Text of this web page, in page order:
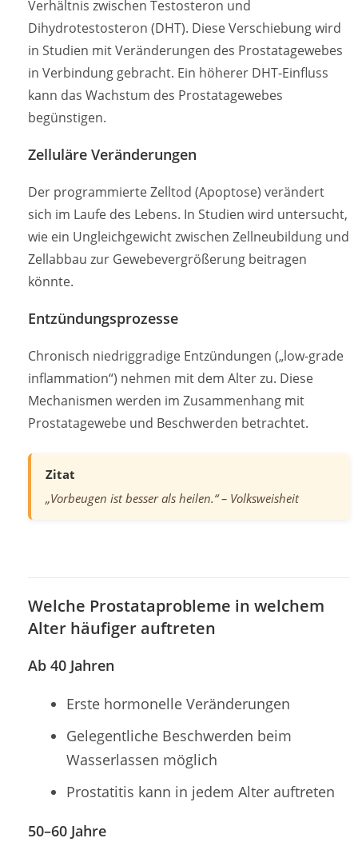
Verhältnis zwischen Testosteron und
Dihydrotestosteron (DHT). Diese Verschiebung wird
in Studien mit Veränderungen des Prostatagewebes
in Verbindung gebracht. Ein höherer DHT-Einfluss
kann das Wachstum des Prostatagewebes
begünstigen.
Zelluläre Veränderungen
Der programmierte Zelltod (Apoptose) verändert
sich im Laufe des Lebens. In Studien wird untersucht,
wie ein Ungleichgewicht zwischen Zellneubildung und
Zellabbau zur Gewebevergrößerung beitragen
könnte.
Entzündungsprozesse
Chronisch niedriggradige Entzündungen („low-grade
inflammation“) nehmen mit dem Alter zu. Diese
Mechanismen werden im Zusammenhang mit
Prostatagewebe und Beschwerden betrachtet.
Zitat
„Vorbeugen ist besser als heilen.“ – Volksweisheit
Welche Prostataprobleme in welchem
Alter häufiger auftreten
Ab 40 Jahren
Erste hormonelle Veränderungen
Gelegentliche Beschwerden beim
Wasserlassen möglich
Prostatitis kann in jedem Alter auftreten
50–60 Jahre